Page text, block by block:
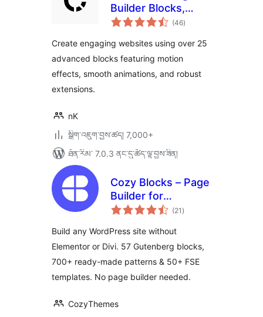
Builder Blocks,
Motion Effects &
(46གདེང་
འཇོག་
ཚང་།
)
Create engaging websites using over 25
advanced blocks featuring motion
effects, smooth animations, and robust
extensions.
nK
སྒྲིག་འཇུག་བྱས་ཚད། 7,000+
ཐོན་རིམ་ 7.0.3 ནང་དུ་ཚོད་ལྟ་བྱས་ཟིན།
Cozy Blocks – Page
Builder for
Gutenberg Editor &
Patterns, 58 Blocks
& Templates
(21 གདེང་
འཇོག་
)
Build any WordPress site without
Elementor or Divi. 57 Gutenberg blocks,
700+ ready-made patterns & 50+ FSE
templates. No page builder needed.
CozyThemes